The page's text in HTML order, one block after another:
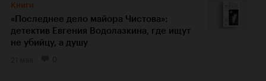
Книги
«Последнее дело майора Чистова»:
детектив Евгения Водолазкина, где ищут
не убийцу, а душу